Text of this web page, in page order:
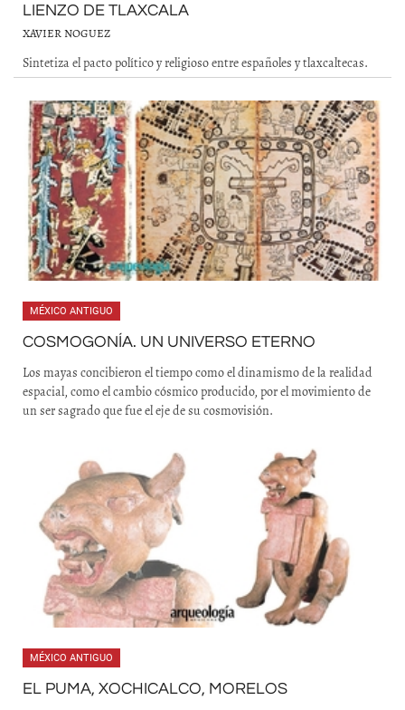
LIENZO DE TLAXCALA
XAVIER NOGUEZ
Sintetiza el pacto político y religioso entre españoles y tlaxcaltecas.
MÉXICO ANTIGUO
COSMOGONÍA. UN UNIVERSO ETERNO
Los mayas concibieron el tiempo como el dinamismo de la realidad
espacial, como el cambio cósmico producido, por el movimiento de
un ser sagrado que fue el eje de su cosmovisión.
MÉXICO ANTIGUO
EL PUMA, XOCHICALCO, MORELOS